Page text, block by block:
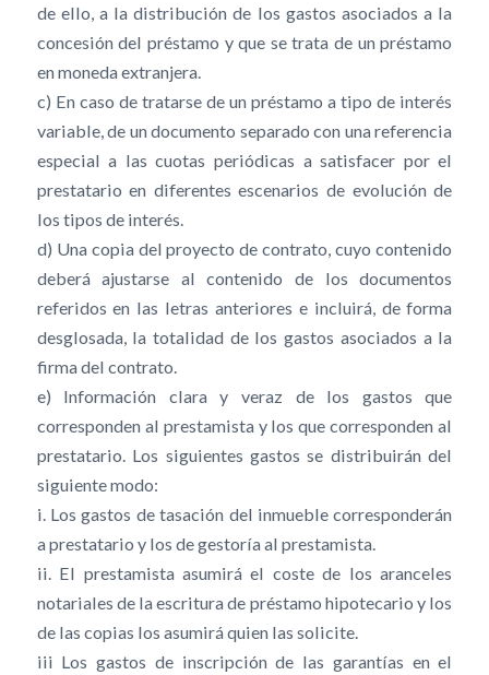
de ello, a la distribución de los gastos asociados a la
concesión del préstamo y que se trata de un préstamo
en moneda extranjera.
c) En caso de tratarse de un préstamo a tipo de interés
variable, de un documento separado con una referencia
especial a las cuotas periódicas a satisfacer por el
prestatario en diferentes escenarios de evolución de
los tipos de interés.
d) Una copia del proyecto de contrato, cuyo contenido
deberá ajustarse al contenido de los documentos
referidos en las letras anteriores e incluirá, de forma
desglosada, la totalidad de los gastos asociados a la
firma del contrato.
e) Información clara y veraz de los gastos que
corresponden al prestamista y los que corresponden al
prestatario. Los siguientes gastos se distribuirán del
siguiente modo:
i. Los gastos de tasación del inmueble corresponderán
a prestatario y los de gestoría al prestamista.
ii. El prestamista asumirá el coste de los aranceles
notariales de la escritura de préstamo hipotecario y los
de las copias los asumirá quien las solicite.
iii Los gastos de inscripción de las garantías en el